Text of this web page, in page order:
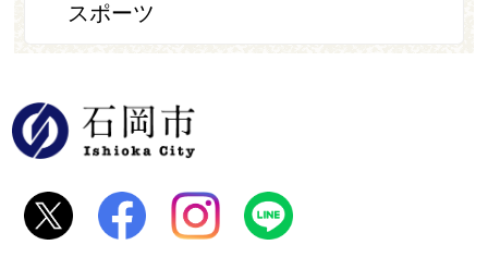
スポーツ